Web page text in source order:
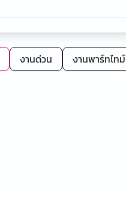
งานด่วน งานพาร์ทไทม์